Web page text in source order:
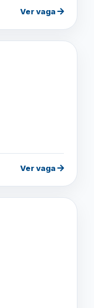
Ver vaga
Ver vaga